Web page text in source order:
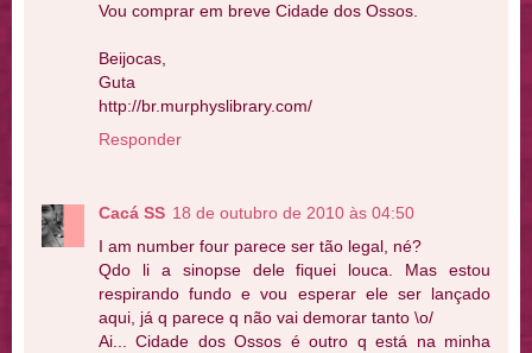
Vou comprar em breve Cidade dos Ossos.
Beijocas,
Guta
http://br.murphyslibrary.com/
Responder
Cacá SS 18 de outubro de 2010 às 04:50
I am number four parece ser tão legal, né?
Qdo li a sinopse dele fiquei louca. Mas estou
respirando fundo e vou esperar ele ser lançado
aqui, já q parece q não vai demorar tanto \o/
Ai... Cidade dos Ossos é outro q está na minha